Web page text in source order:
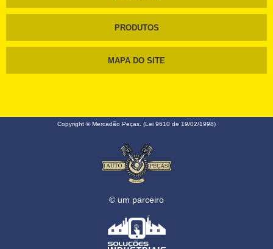
PRODUTOS
MAPA DO SITE
Copyright © Mercadão Peças. (Lei 9610 de 19/02/1998)
© um parceiro